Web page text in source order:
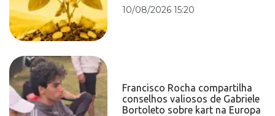
10/08/2026 15:20
Francisco Rocha compartilha
conselhos valiosos de Gabriele
Bortoleto sobre kart na Europa